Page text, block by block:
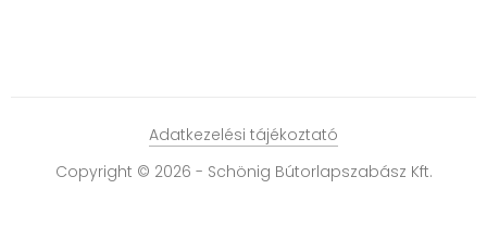
Copyright © 2026 - Schönig Bútorlapszabász Kft.
Adatkezelési tájékoztató